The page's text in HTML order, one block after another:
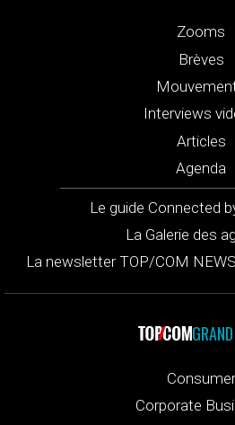
Zooms
Brèves
Interviews
Articles
Agenda
Le guide Connected
La Galerie des
La newsletter TOP/COM
Consumer
Corporate